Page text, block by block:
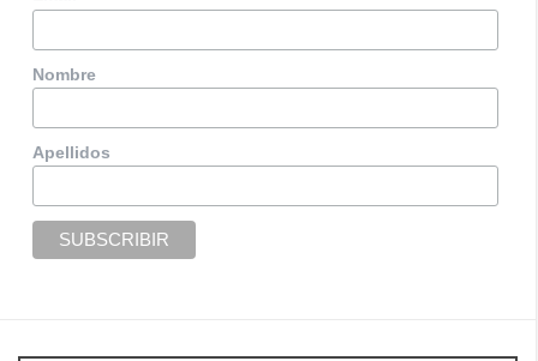
Nombre
Apellidos